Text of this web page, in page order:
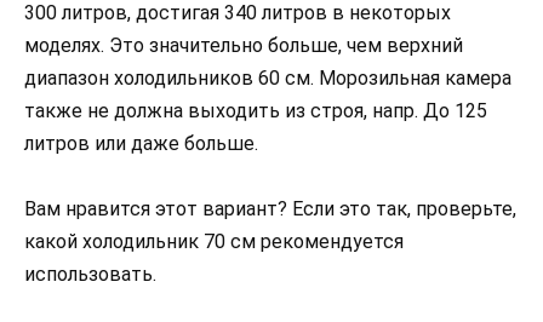
300 литров, достигая 340 литров в некоторых
моделях. Это значительно больше, чем верхний
диапазон холодильников 60 см. Морозильная камера
также не должна выходить из строя, напр. До 125
литров или даже больше.
Вам нравится этот вариант? Если это так, проверьте,
какой холодильник 70 см рекомендуется
использовать.